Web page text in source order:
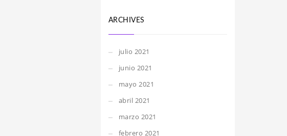
ARCHIVES
julio 2021
junio 2021
mayo 2021
abril 2021
marzo 2021
febrero 2021